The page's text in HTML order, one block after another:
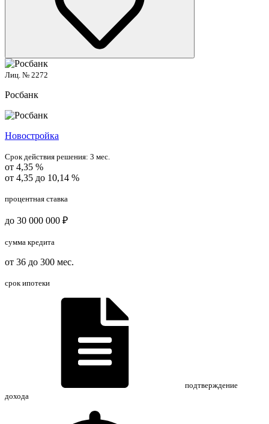
Лиц. № 2272
Росбанк
Новостройка
Срок действия решения: 3 мес.
от 4,35 %
от 4,35 до 10,14 %
процентная ставка
до 30 000 000 ₽
сумма кредита
от 36 до 300 мес.
срок ипотеки
подтверждение
дохода